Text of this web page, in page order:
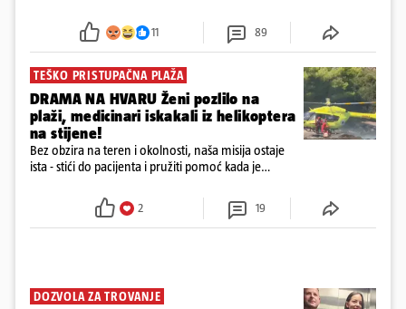
požar, rekao je vlasnik
11 89
TEŠKO PRISTUPAČNA PLAŽA
DRAMA NA HVARU Ženi pozlilo na
plaži, medicinari iskakali iz helikoptera
na stijene!
Bez obzira na teren i okolnosti, naša misija ostaje
ista - stići do pacijenta i pružiti pomoć kada je
2 19
DOZVOLA ZA TROVANJE